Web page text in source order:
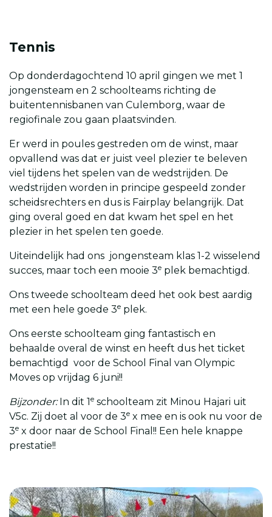
Tennis
Op donderdagochtend 10 april gingen we met 1
jongensteam en 2 schoolteams richting de
buitentennisbanen van Culemborg, waar de
regiofinale zou gaan plaatsvinden.
Er werd in poules gestreden om de winst, maar
opvallend was dat er juist veel plezier te beleven
viel tijdens het spelen van de wedstrijden. De
wedstrijden worden in principe gespeeld zonder
scheidsrechters en dus is Fairplay belangrijk. Dat
ging overal goed en dat kwam het spel en het
plezier in het spelen ten goede.
Uiteindelijk had ons jongensteam klas 1-2 wisselend
succes, maar toch een mooie 3e plek bemachtigd.
Ons tweede schoolteam deed het ook best aardig
met een hele goede 3e plek.
Ons eerste schoolteam ging fantastisch en
behaalde overal de winst en heeft dus het ticket
bemachtigd voor de School Final van Olympic
Moves op vrijdag 6 juni!!
Bijzonder:In dit 1e schoolteam zit Minou Hajari uit
V5c. Zij doet al voor de 3e x mee en is ook nu voor de
3e x door naar de School Final!! Een hele knappe
prestatie!!